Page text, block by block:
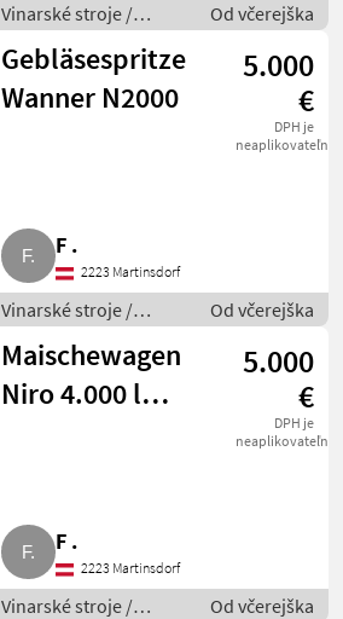
Vinarské stroje /
Pivničné stroje
Od včerejška
Gebläsespritze
Wanner N2000
5.000
€
DPH je
neaplikovateľné
F .
2223 Martinsdorf
Vinarské stroje /
Ostatné stroje na
vinohradníctvo
Od včerejška
Maischewagen
Niro 4.000 l
5.000
€
DPH je
neaplikovateľné
F .
2223 Martinsdorf
Vinarské stroje /
Od včerejška